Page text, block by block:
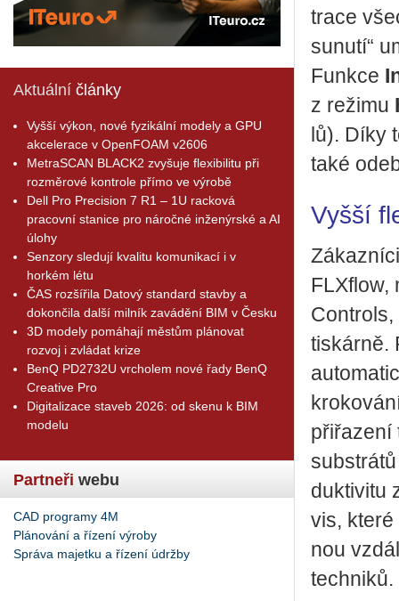
Aktuální články
Vyšší výkon, nové fyzikální modely a GPU
akcelerace v OpenFOAM v2606
MetraSCAN BLACK2 zvyšuje flexibilitu při
rozměrové kontrole přímo ve výrobě
Dell Pro Precision 7 R1 – 1U racková
pracovní stanice pro náročné inženýrské a AI
úlohy
Senzory sledují kvalitu komunikací i v
horkém létu
ČAS rozšířila Datový standard stavby a
dokončila další milník zavádění BIM v Česku
3D modely pomáhají městům plánovat
rozvoj i zvládat krize
BenQ PD2732U vrcholem nové řady BenQ
Creative Pro
Digitalizace staveb 2026: od skenu k BIM
modelu
Partneři webu
CAD programy 4M
Plánování a řízení výroby
Správa majetku a řízení údržby
tra­ce
su­nu­tí“
Funk­ce
z re­ži­mu
lů). Díky
také
Vyšší
FLX­flow,
tis­kár­ně.
při­řa­ze­ní
duk­ti­vi­tu
vis,
nou